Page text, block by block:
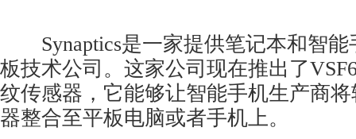
Synaptics是一家提供笔记本和智能
板技术公司。这家公司现在推出了
纹传感器，它能够让智能手机生产商
器整合至平板电脑或者手机上。